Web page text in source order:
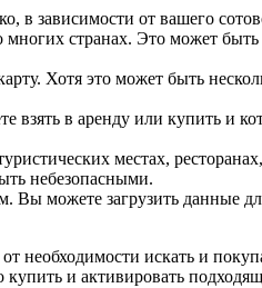
зависимости от вашего
странах. Это может
Хотя это может быть
в аренду или купить и
местах,
небезопасными.
можете загрузить данные
необходимости искать и
и активировать